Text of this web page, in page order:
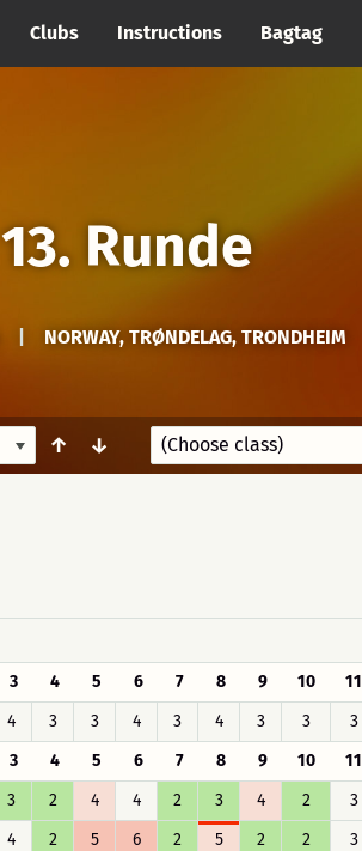
Clubs Instructions Bagtag
13. Runde
NORWAY, TRØNDELAG, TRONDHEIM
↑ ↓
3 4 5 6 7 8 9 10 11
4 3 3 4 3 4 3 3 3
3 4 5 6 7 8 9 10 11
3 2 4 4 2 3 4 2 3
4 2 5 6 2 5 2 2 3